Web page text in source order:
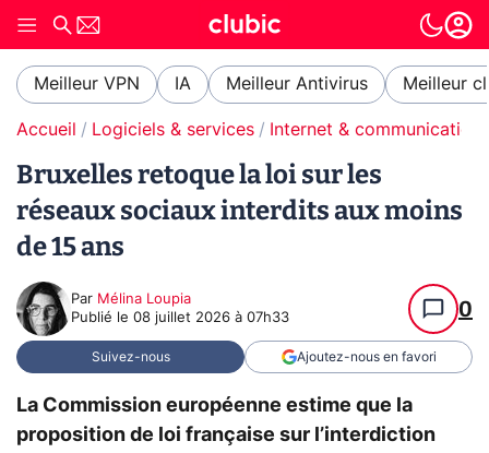
Meilleur VPN IA Meilleur Antivirus Meilleur
Accueil Logiciels & services Internet & communication
Bruxelles retoque la loi sur les
réseaux sociaux interdits aux moins
de 15 ans
Par Mélina Loupia
Publié le 08 juillet 2026 à 07h33 0
Suivez-nous Ajoutez-nous en favori
La Commission européenne estime que la
proposition de loi française sur l’interdiction